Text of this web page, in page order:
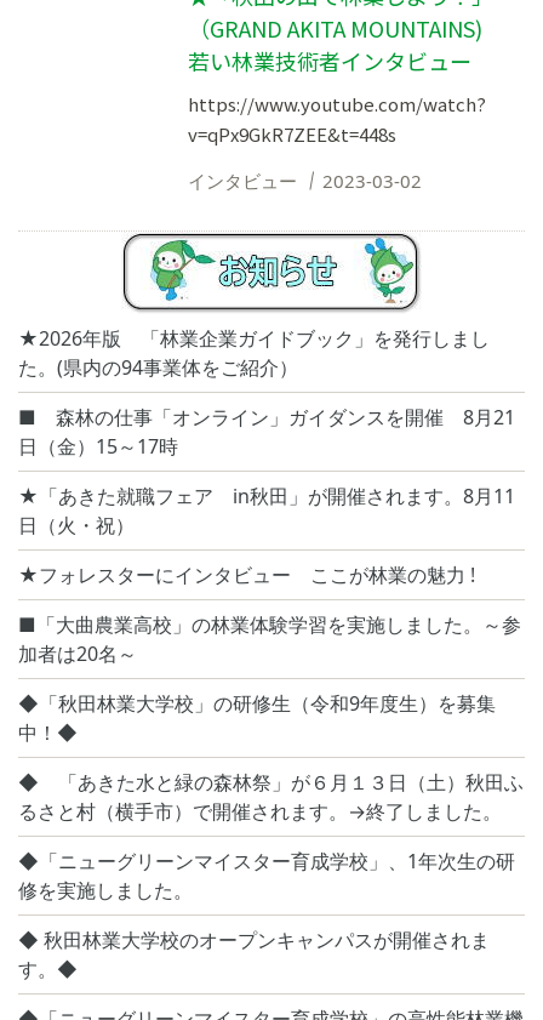
（GRAND AKITA MOUNTAINS)
若い林業技術者インタビュー
https://www.youtube.com/watch?
v=qPx9GkR7ZEE&t=448s
インタビュー 2023-03-02
★2026年版 「林業企業ガイドブック」を発行しまし
た。(県内の94事業体をご紹介）
■ 森林の仕事「オンライン」ガイダンスを開催 8月21
日（金）15～17時
★「あきた就職フェア in秋田」が開催されます。8月11
日（火・祝）
★フォレスターにインタビュー ここが林業の魅力 !
■「大曲農業高校」の林業体験学習を実施しました。～参
加者は20名～
◆「秋田林業大学校」の研修生（令和9年度生）を募集
中！◆
◆ 「あきた水と緑の森林祭」が６月１３日（土）秋田ふ
るさと村（横手市）で開催されます。→終了しました。
◆「ニューグリーンマイスター育成学校」、1年次生の研
修を実施しました。
◆ 秋田林業大学校のオープンキャンパスが開催されま
す。◆